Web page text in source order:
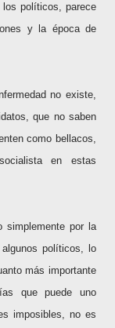
los políticos, parece
y la época de
no existe,
que no saben
como bellacos,
en estas
simplemente por la
políticos, lo
más importante
que puede uno
imposibles, no es